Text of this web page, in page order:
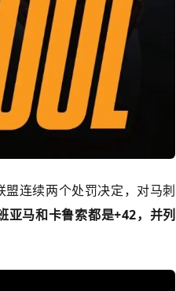
连续两个处罚决定，对马刺
亚马和卡鲁索都是+42，并列